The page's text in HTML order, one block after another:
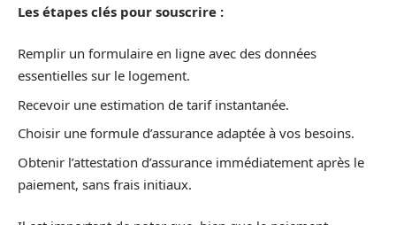
Les étapes clés pour souscrire :
Remplir un formulaire en ligne avec des données
essentielles sur le logement.
Recevoir une estimation de tarif instantanée.
Choisir une formule d’assurance adaptée à vos besoins.
Obtenir l’attestation d’assurance immédiatement après le
paiement, sans frais initiaux.